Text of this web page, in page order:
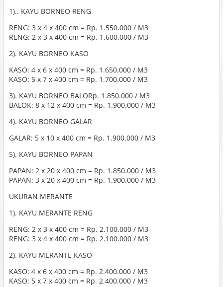
1).. KAYU BORNEO RENG
RENG: 3 x 4 x 400 cm = Rp. 1.550.000 / M3
RENG: 2 x 3 x 400 cm = Rp. 1.600.000 / M3
2). KAYU BORNEO KASO
KASO: 4 x 6 x 400 cm = Rp. 1.650.000 / M3
KASO: 5 x 7 x 400 cm = Rp. 1.700.000 / M3
3). KAYU BORNEO BALORp. 1.850.000 / M3
BALOK: 8 x 12 x 400 cm = Rp. 1.900.000 / M3
4). KAYU BORNEO GALAR
GALAR: 5 x 10 x 400 cm = Rp. 1.900.000 / M3
5). KAYU BORNEO PAPAN
PAPAN: 2 x 20 x 400 cm = Rp. 1.850.000 / M3
PAPAN: 3 x 20 x 400 cm = Rp. 1.900.000 / M3
UKURAN MERANTE
1). KAYU MERANTE RENG
RENG: 2 x 3 x 400 cm = Rp. 2.100.000 / M3
RENG: 3 x 4 x 400 cm = Rp. 2.100.000 / M3
2). KAYU MERANTE KASO
KASO: 4 x 6 x 400 cm = Rp. 2.400.000 / M3
KASO: 5 x 7 x 400 cm = Rp. 2.400.000 / M3